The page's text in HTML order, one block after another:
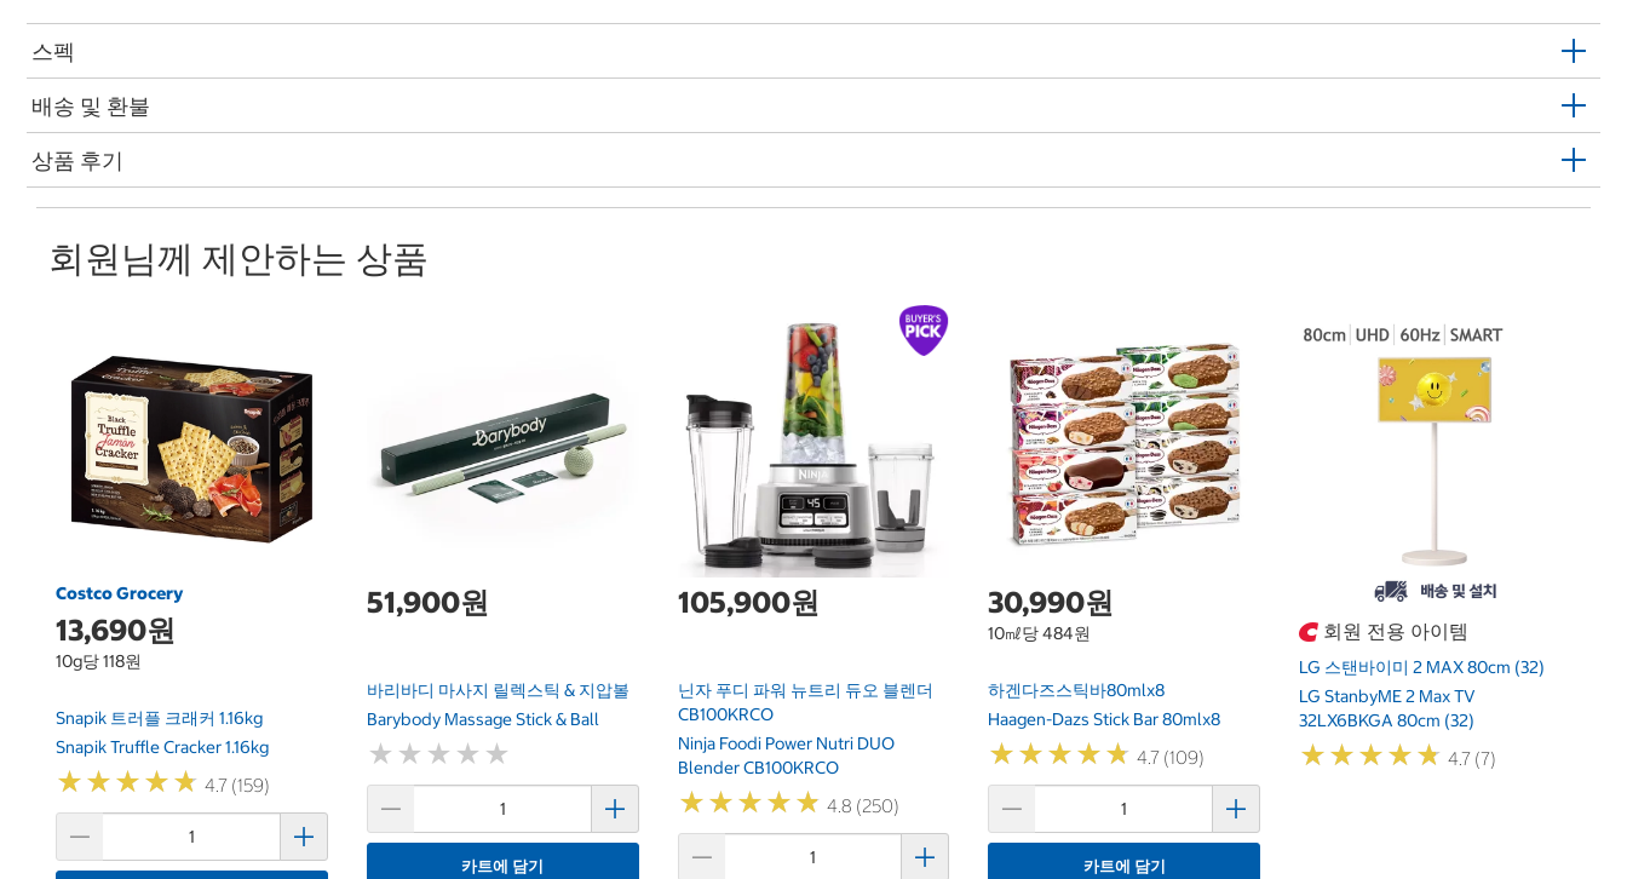
스펙
배송 및 환불
상품 후기
회원님께 제안하는 상품
Costco Grocery
13,690원
10g당 118원
Snapik 트러플 크래커 1.16kg
Snapik Truffle Cracker 1.16kg
★★★★★
★★★★★ 4.7 (159)
51,900원
바리바디 마사지 릴렉스틱 & 지압볼
Barybody Massage Stick & Ball
★ ★ ★ ★ ★
★ ★ ★ ★ ★
카트에 담기
105,900원
닌자 푸디 파워 뉴트리 듀오 블렌더
CB100KRCO
Ninja Foodi Power Nutri DUO
Blender CB100KRCO
★★★★★
★★★★★ 4.8 (250)
30,990원
10㎖당 484원
하겐다즈스틱바80mlx8
Haagen-Dazs Stick Bar 80mlx8
★★★★★
★★★★★ 4.7 (109)
카트에 담기
회원 전용 아이템
LG 스탠바이미 2 MAX 80cm (32)
LG StanbyME 2 Max TV
32LX6BKGA 80cm (32)
★★★★★
★★★★★ 4.7 (7)